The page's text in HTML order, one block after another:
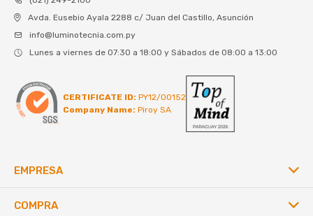
Avda. Eusebio Ayala 2288 c/ Juan del Castillo, Asunción
info@luminotecnia.com.py
Lunes a viernes de 07:30 a 18:00 y Sábados de 08:00 a 13:00
CERTIFICATE ID: PY12/00152
Company Name: Piroy SA
EMPRESA
COMPRA